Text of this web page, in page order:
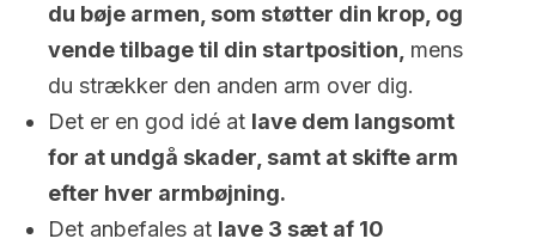
du bøje armen, som støtter din krop, og
vende tilbage til din startposition, mens
du strækker den anden arm over dig.
Det er en god idé at lave dem langsomt
for at undgå skader, samt at skifte arm
efter hver armbøjning.
Det anbefales at lave 3 sæt af 10